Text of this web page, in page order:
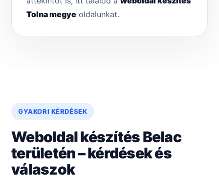
Tolna megye oldalunkat.
GYAKORI KÉRDÉSEK
Weboldal készítés Belac
területén – kérdések és
válaszok